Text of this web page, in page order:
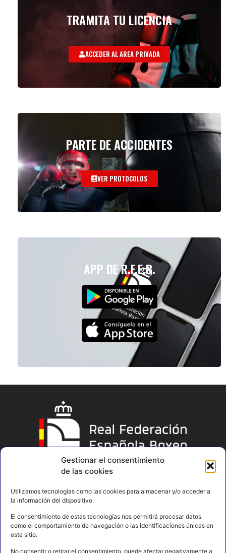
Gestionar el consentimiento
de las cookies
Utilizamos tecnologías como las cookies para almacenar y/o acceder a
la información del dispositivo.
El consentimiento de estas tecnologías nos permitirá procesar datos
como el comportamiento de navegación o las identificaciones únicas en
este sitio.
No consentir o retirar el consentimiento, puede afectar negativamente a
TRAMITA TU LICENCIA
ACCEDER AL AREA PRIVADA
PARTE DE ACCIDENTES
VER PROTOCOLOS
APP DE R.F.E.B.